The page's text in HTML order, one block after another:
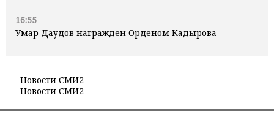
16:55
Умар Даудов награжден Орденом Кадырова
Новости СМИ2
Новости СМИ2